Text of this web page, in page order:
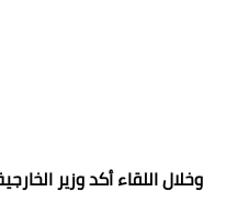
وخلال اللقاء أكد وزير